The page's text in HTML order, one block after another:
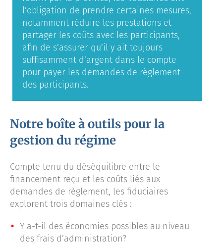
l’obligation de prendre certaines mesures,
notamment réduire les prestations et
partager les coûts avec les participants,
afin de s’assurer qu’il y ait toujours
suffisamment d’argent dans le compte
pour payer les demandes de règlement
des participants.
Notre boîte à outils pour la
gestion du régime
Compte tenu du déséquilibre entre le
financement reçu et les coûts liés aux
demandes de règlement, les fiduciaires
explorent trois domaines clés :
Y a-t-il des économies possibles au niveau
des frais d’administration?